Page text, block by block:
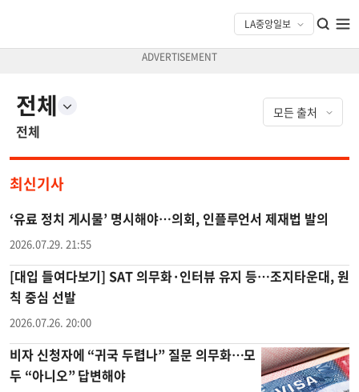
전체
전체
최신기사
‘유료 정치 게시물’ 명시해야…의회, 인플루언서 제재법 발의
2026.07.29. 21:55
[대입 들여다보기] SAT 의무화·인터뷰 유지 등…조지타운대, 원
칙 중심 선발
2026.07.26. 20:00
비자 신청자에 “귀국 두렵나” 질문 의무화…모
두 “아니오” 답변해야